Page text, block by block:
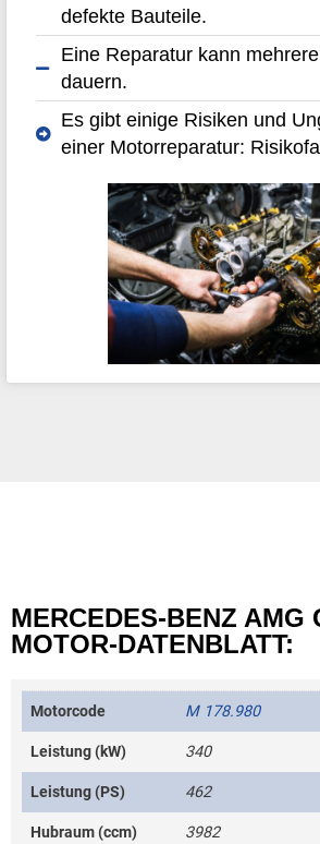
defekte Bauteile.
Eine Reparatur kann
dauern.
Es gibt einige Risiken und
einer Motorreparatur:
MERCEDES-BENZ AMG
MOTOR-DATENBLATT:
Motorcode M 178.980
Leistung (kW) 340
Leistung (PS) 462
Hubraum (ccm) 3982